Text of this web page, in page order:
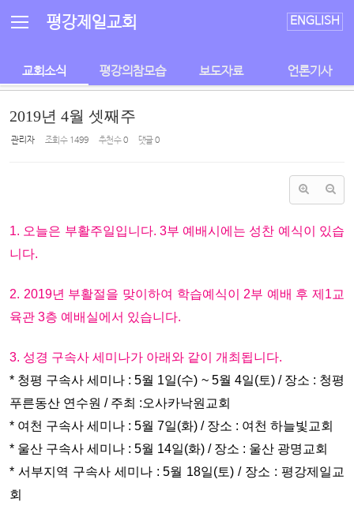
평강제일교회 ENGLISH
교회소식 평강의참모습 보도자료 언론기사
2019년 4월 셋째주
관리자 조회 수 1499 추천 수0 댓글0
1. 오늘은 부활주일입니다. 3부 예배시에는 성찬 예식이 있습
니다.
2. 2019년 부활절을 맞이하여 학습예식이 2부 예배 후 제1교
육관 3층 예배실에서 있습니다.
3. 성경 구속사 세미나가 아래와 같이 개최됩니다.
* 청평 구속사 세미나 : 5월 1일(수) ~ 5월 4일(토) / 장소 : 청평
푸른동산 연수원 / 주최 :오사카낙원교회
* 여천 구속사 세미나 : 5월 7일(화) / 장소 : 여천 하늘빛교회
* 울산 구속사 세미나 : 5월 14일(화) / 장소 : 울산 광명교회
* 서부지역 구속사 세미나 : 5월 18일(토) / 장소 : 평강제일교
회